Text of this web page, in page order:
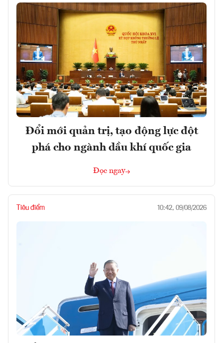
Đổi mới quản trị, tạo động lực đột
phá cho ngành dầu khí quốc gia
Đọc ngay
Tiêu điểm 10:42, 09/08/2026